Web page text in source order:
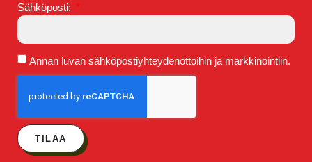
Sähköposti:
Annan luvan sähköpostiyhteydenottoihin ja markkinointiin.
TILAA